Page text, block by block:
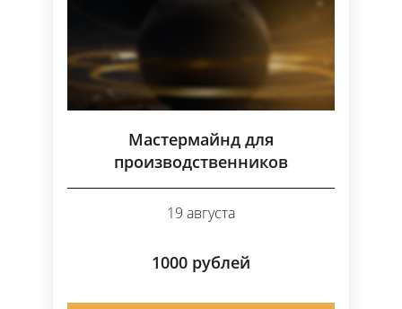
Мастермайнд для
производственников
19 августа
1000 рублей